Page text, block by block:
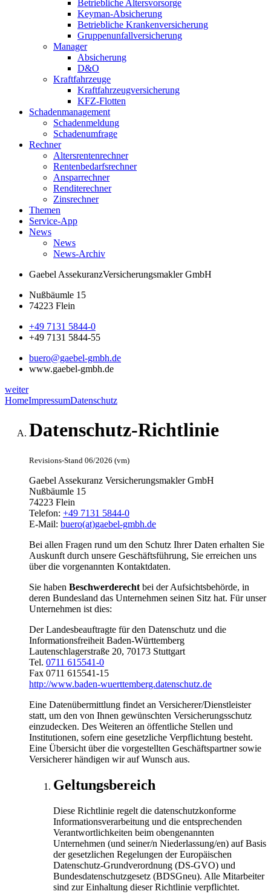
Betriebliche Altersvorsorge
Keyman-Absicherung
Betriebliche Krankenversicherung
Gruppenunfallversicherung
Manager
Absicherung
D&O
Kraftfahrzeuge
Kraftfahrzeugversicherung
KFZ-Flotten
Schadenmanagement
Schadenmeldung
Schadenumfrage
Rechner
Altersrentenrechner
Rentenbedarfsrechner
Ansparrechner
Renditerechner
Zinsrechner
Themen
Service-App
News
News
News-Archiv
Gaebel AssekuranzVersicherungsmakler GmbH
Nußbäumle 15
74223 Flein
+49 7131 5844-0
+49 7131 5844-55
buero@gaebel-gmbh.de
www.gaebel-gmbh.de
weiter
HomeImpressumDatenschutz
Datenschutz-Richtlinie
Revisions-Stand 06/2026 (vm)
Gaebel Assekuranz Versicherungsmakler GmbH
Nußbäumle 15
74223 Flein
Telefon: +49 7131 5844-0
E-Mail: buero(at)gaebel-gmbh.de
Bei allen Fragen rund um den Schutz Ihrer Daten erhalten Sie
Auskunft durch unsere Geschäftsführung, Sie erreichen uns
über die vorgenannten Kontaktdaten.
Sie haben Beschwerderecht bei der Aufsichtsbehörde, in
deren Bundesland das Unternehmen seinen Sitz hat. Für unser
Unternehmen ist dies:
Der Landesbeauftragte für den Datenschutz und die
Informationsfreiheit Baden-Württemberg
Lautenschlagerstraße 20, 70173 Stuttgart
Tel. 0711 615541-0
Fax 0711 615541-15
http://www.baden-wuerttemberg.datenschutz.de
Eine Datenübermittlung findet an Versicherer/Dienstleister
statt, um den von Ihnen gewünschten Versicherungsschutz
einzudecken. Des Weiteren an öffentliche Stellen und
Institutionen, sofern eine gesetzliche Verpflichtung besteht.
Eine Übersicht über die vorgestellten Geschäftspartner sowie
Versicherer händigen wir auf Wunsch aus.
Geltungsbereich
Diese Richtlinie regelt die datenschutzkonforme
Informationsverarbeitung und die entsprechenden
Verantwortlichkeiten beim obengenannten
Unternehmen (und seiner/n Niederlassung/en) auf Basis
der gesetzlichen Regelungen der Europäischen
Datenschutz-Grundverordnung (DS-GVO) und
Bundesdatenschutzgesetz (BDSGneu). Alle Mitarbeiter
sind zur Einhaltung dieser Richtlinie verpflichtet.